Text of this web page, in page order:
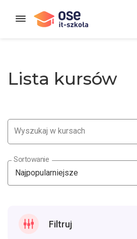
Lista kursów
Wyszukaj w kursach
Najpopularniejsze
Sortowanie
Filtruj